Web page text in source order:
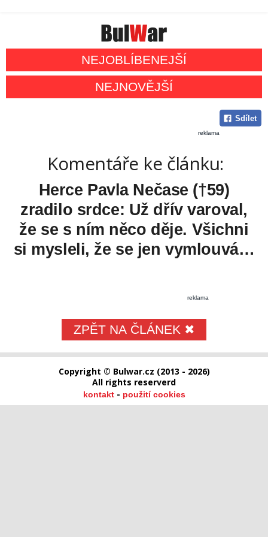
NEJOBLÍBENEJŠÍ
NEJNOVĚJŠÍ
Sdílet
reklama
Komentáře ke článku:
Herce Pavla Nečase (†59)
zradilo srdce: Už dřív varoval,
že se s ním něco děje. Všichni
si mysleli, že se jen vymlouvá…
reklama
ZPĚT NA ČLÁNEK ✖
Copyright © Bulwar.cz (2013 - 2026)
All rights reserverd
kontakt- použití cookies